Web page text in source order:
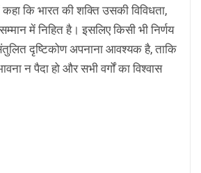
कि भारत की शक्ति उसकी विविधता,
में निहित है। इसलिए किसी भी निर्णय
दृष्टिकोण अपनाना आवश्यक है, ताकि
न पैदा हो और सभी वर्गों का विश्वास